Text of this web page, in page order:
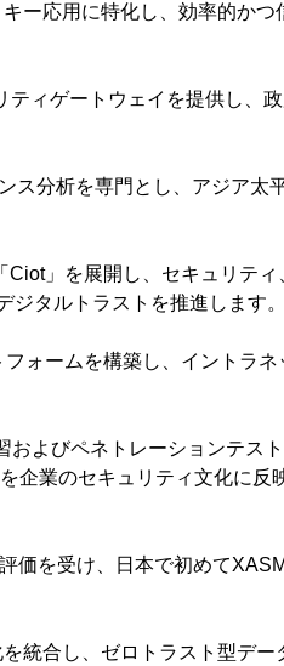
ー応用に特化し、効率的かつ
ティゲートウェイを提供し、
ス分析を専門とし、アジア太
」を展開し、セキュリティ
タルトラストを推進します。
ォームを構築し、イントラネ
およびペネトレーションテス
企業のセキュリティ文化に反
価を受け、日本で初めてXASM
統合し、ゼロトラスト型デー